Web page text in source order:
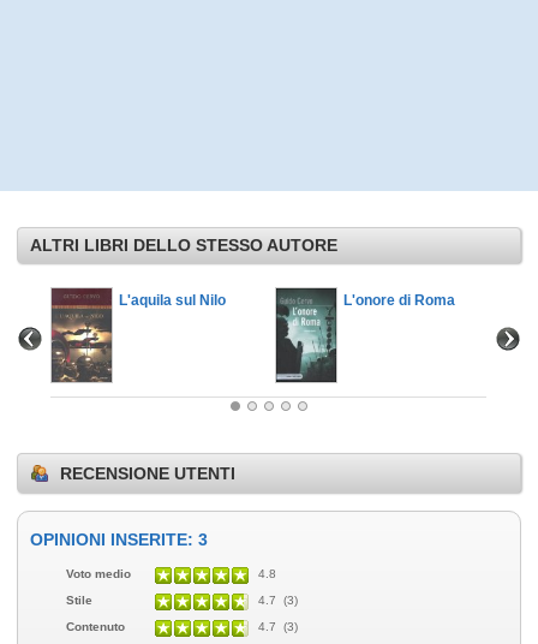
ALTRI LIBRI DELLO STESSO AUTORE
L'aquila sul Nilo L'onore di Roma
RECENSIONE UTENTI
OPINIONI INSERITE: 3
Voto medio
4.8
Stile
4.7 (3)
Contenuto
4.7 (3)